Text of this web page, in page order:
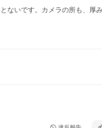
ないです。カメラの所も、厚